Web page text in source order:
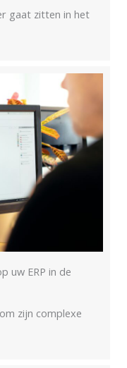
gaat zitten in het
uw ERP in de
zijn complexe